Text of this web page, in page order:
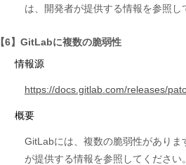
は、開発者が提供する情報を参照し
【6】GitLabに複数の脆弱性
情報源
https://docs.gitlab.com/releases/
概要
GitLabには、複数の脆弱性があり
が提供する情報を参照してください。